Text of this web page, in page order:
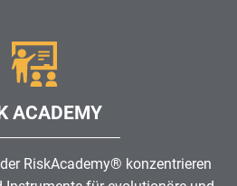
ACADEMY
RiskAcademy® konzentrieren